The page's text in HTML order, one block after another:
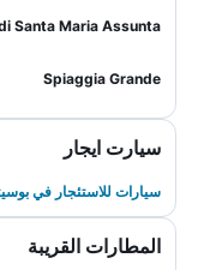
Santa Maria Assunta
Spiaggia Grande
سيارت ايجار
سيارات للاستئجار في
المطارات القريبة